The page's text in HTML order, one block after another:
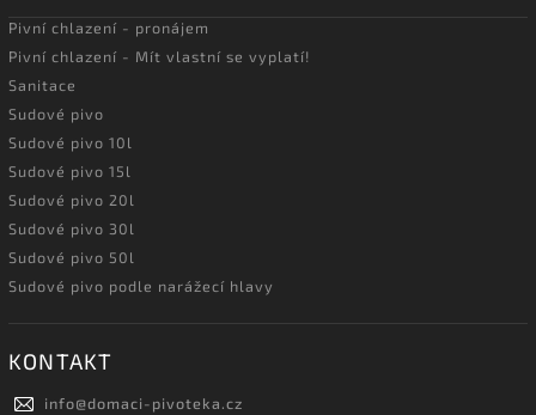
Pivní chlazení - pronájem
Pivní chlazení - Mít vlastní se vyplatí!
Sanitace
Sudové pivo
Sudové pivo 10l
Sudové pivo 15l
Sudové pivo 20l
Sudové pivo 30l
Sudové pivo 50l
Sudové pivo podle narážecí hlavy
KONTAKT
info@domaci-pivoteka.cz